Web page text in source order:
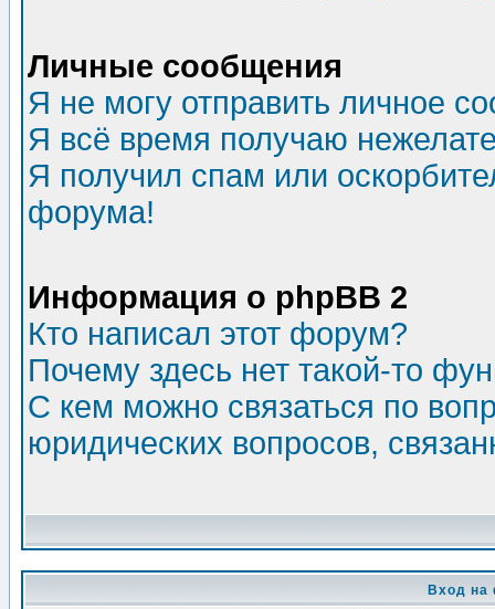
Личные сообщения
Я не могу отправить личное
Я всё время получаю
Я получил спам или
форума!
Информация о phpBB 2
Кто написал этот форум?
Почему здесь нет такой-то
С кем можно связаться по
юридических вопросов,
Вход на